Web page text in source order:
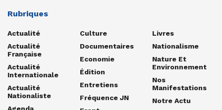
Rubriques
Actualité
Actualité
Française
Actualité
Internationale
Actualité
Nationaliste
Culture
Documentaires
Economie
Édition
Entretiens
Fréquence JN
Livres
Nationalisme
Nature Et
Environnement
Nos
Manifestations
Notre Actu